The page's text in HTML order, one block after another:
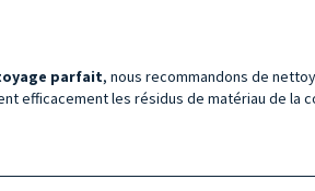
parfait, nous recommandons de
efficacement les résidus de matériau de